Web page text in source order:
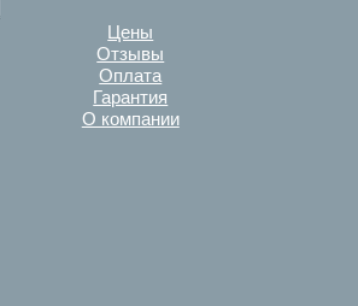
Цены
Отзывы
Оплата
Гарантия
О компании